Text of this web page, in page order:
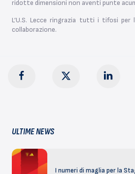
ridotte dimensioni non aventi punte
L’U.S. Lecce ringrazia tutti i tifosi
collaborazione.
ULTIME NEWS
I numeri di maglia per la